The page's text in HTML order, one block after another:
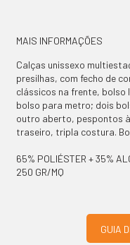
MAIS INFORMAÇÕES
Calças unissexo
presilhas, com fecho de
clássicos na frente, bolso
bolso para metro; dois
outro aberto, pespontos
traseiro, tripla costura.
65% POLIÉSTER + 35%
250 GR/MQ
GUIA